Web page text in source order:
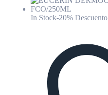
In Stock-20% Descuento